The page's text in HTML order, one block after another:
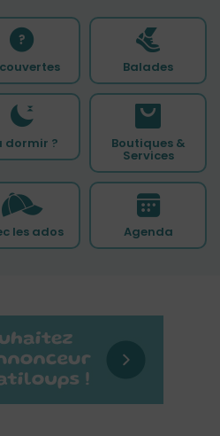
Balades
dormir ? Boutiques &
Services
les ados Agenda